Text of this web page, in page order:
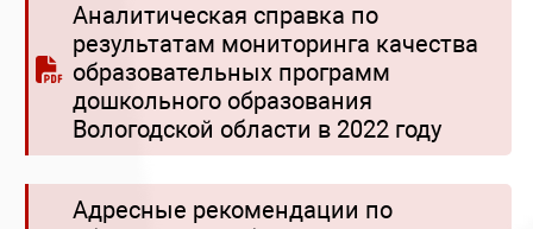
Аналитическая справка по
результатам мониторинга качества
образовательных программ
дошкольного образования
Вологодской области в 2022 году
Адресные рекомендации по